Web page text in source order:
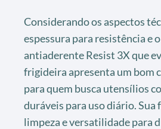
Considerando os aspectos
espessura para resistência e
antiaderente Resist 3X que
frigideira apresenta um bom
para quem busca utensílios
duráveis para uso diário. Sua
limpeza e versatilidade para